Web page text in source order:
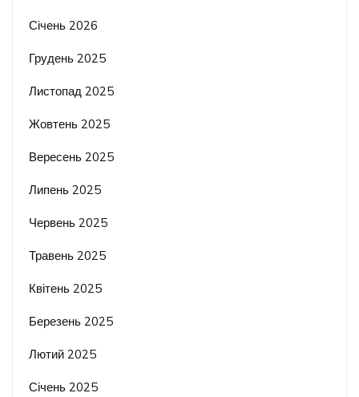
Січень 2026
Грудень 2025
Листопад 2025
Жовтень 2025
Вересень 2025
Липень 2025
Червень 2025
Травень 2025
Квітень 2025
Березень 2025
Лютий 2025
Січень 2025